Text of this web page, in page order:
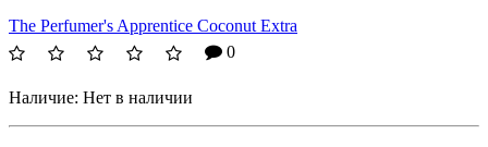
The Perfumer's Apprentice Coconut Extra
0
Наличие: Нет в наличии